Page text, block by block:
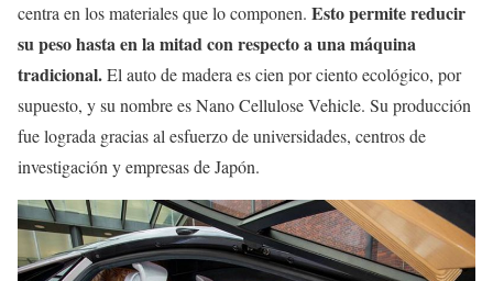
centra en los materiales que lo componen. Esto permite reducir
su peso hasta en la mitad con respecto a una máquina
tradicional.El auto de madera es cien por ciento ecológico, por
supuesto, y su nombre es Nano Cellulose Vehicle. Su producción
fue lograda gracias al esfuerzo de universidades, centros de
investigación y empresas de Japón.